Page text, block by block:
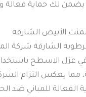
لك حماية فعالة
الأبيض الشارقة
الشارقة شركة
في عزل الاسطح
مما يعكس التزام
الفعالة للمباني ضد